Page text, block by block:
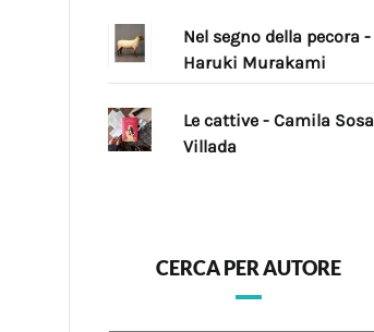
Nel segno della pecora -
Haruki Murakami
Le cattive - Camila Sosa
Villada
CERCA PER AUTORE